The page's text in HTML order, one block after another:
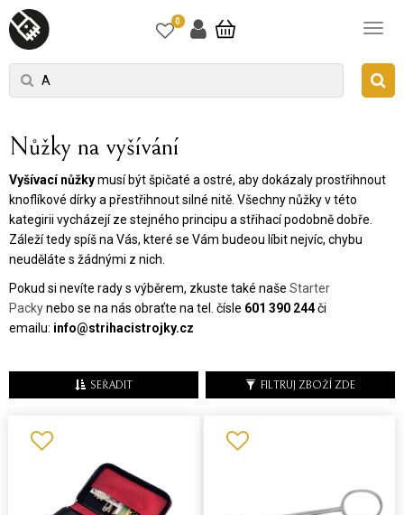
0
Nůžky na vyšívání
Vyšívací nůžkymusí být špičaté a ostré, aby dokázaly prostřihnout
knoflíkové dírky a přestřihnout silné nitě. Všechny nůžky v této
kategirii vycházejí ze stejného principu a střihací podobně dobře.
Záleží tedy spíš na Vás, které se Vám budeou líbit nejvíc, chybu
neuděláte s žádnými z nich.
Pokud si nevíte rady s výběrem, zkuste také naše Starter
Packynebo se na nás obraťte na tel. čísle 601 390 244či
emailu: info@strihacistrojky.cz
SEŘADIT FILTRUJ ZBOŽÍ ZDE